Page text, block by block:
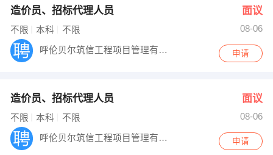
水电/机修
出纳
保洁
跟单
造价员、招标代理人员 面议
不限 本科 不限 08-06
呼伦贝尔筑信工程项目管理有限公司 申请
造价员、招标代理人员 面议
不限 本科 不限 08-06
呼伦贝尔筑信工程项目管理有限公司 申请